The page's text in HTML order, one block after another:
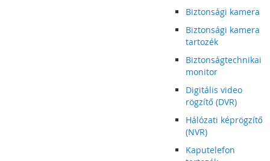
Biztonsági kamera
Biztonsági kamera
tartozék
Biztonságtechnikai
monitor
Digitális video
rögzítő (DVR)
Hálózati képrögzítő
(NVR)
Kaputelefon